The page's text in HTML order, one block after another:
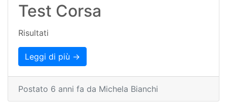
Test Corsa
Risultati
Leggi di più →
Postato 6 anni fa da Michela Bianchi